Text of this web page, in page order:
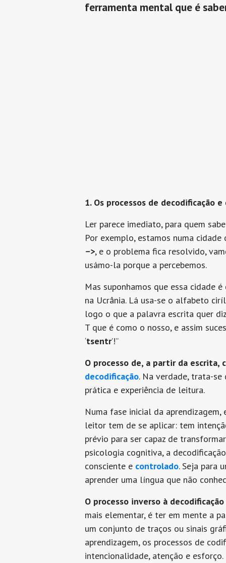
ferramenta mental que é
1. Os processos de decodificação
Ler parece imediato, para quem
Por exemplo, estamos numa
–>, e o problema fica resolvido,
usámo-la porque a percebemos.
Mas suponhamos que essa cidade
na Ucrânia. Lá usa-se o alfabeto
logo o que a palavra escrita quer
T que é como o nosso, e assim
‘tsentr’!”
O processo de, a partir da escrita,
decodificação. Na verdade, trata-
prática e experiência de leitura.
Numa fase inicial da
leitor tem de se aplicar: tem
prévio para ser capaz de
psicologia cognitiva, a
consciente e controlado. Seja para
aprender uma língua que não
O processo inverso à
mais elementar, é ter em mente a
um conjunto de traços ou sinais
aprendizagem, os processos de
intencionalidade, atenção e esforço.